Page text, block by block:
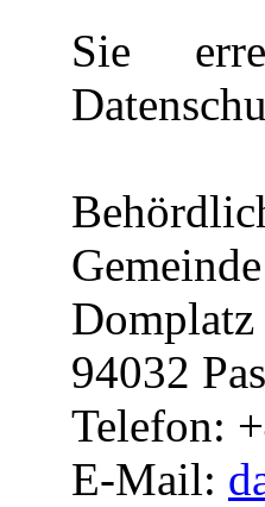
Sie
Domplatz
94032
Telefon:
E-Mail: